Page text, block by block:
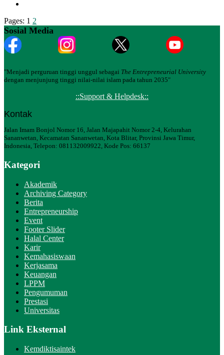
Pages: 1 2
Sosial Media
"Menjadi perguruan tinggi unggul sebagai The Entrepreneurial University
dengan menjunjung tinggi nilai-nilai islam pada tahun 2035"
::Support & Helpdesk::
Kontak
Jalan Imam Bonjol Nomor 16, Jalan Majapahit Nomor 2-4, Kelurahan
Sananwetan, Kecamatan Sananwetan, Kota Blitar, Provinsi Jawa Timur,
Indonesia, Telepon: 081132009922, Kode Pos: 66137
Kategori
Akademik
Archiving Category
Berita
Entrepreneurship
Event
Footer Slider
Halal Center
Karir
Kemahasiswaan
Kerjasama
Keuangan
LPPM
Pengumuman
Prestasi
Universitas
Link Eksternal
Kemdiktisaintek